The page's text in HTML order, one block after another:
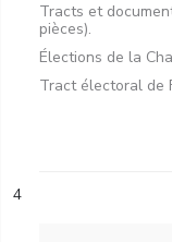
Tracts et
pièces).
Élections de la
Tract électoral de
4